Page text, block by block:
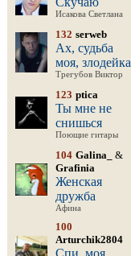
Исакова Светлана
132 serweb
Ах, судьба
моя, злодейка
Трегубов Виктор
123 ptica
Ты мне не
снишься
Поющие гитары
104 Galina_
&
Grafinia
Женская
дружба
Афина
100
Arturchik2804
Спи, моя